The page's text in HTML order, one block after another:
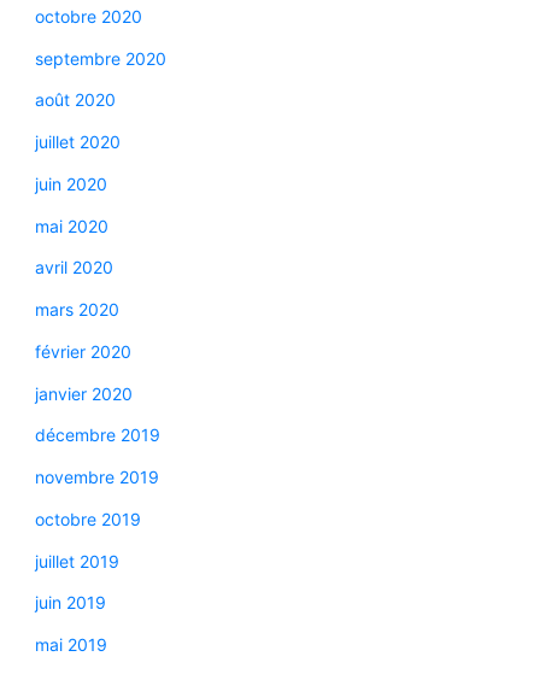
octobre 2020
septembre 2020
août 2020
juillet 2020
juin 2020
mai 2020
avril 2020
mars 2020
février 2020
janvier 2020
décembre 2019
novembre 2019
octobre 2019
juillet 2019
juin 2019
mai 2019